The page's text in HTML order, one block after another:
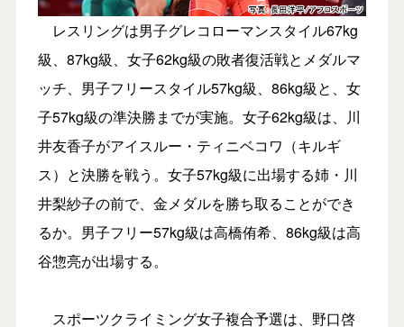
レスリングは男子グレコローマンスタイル67kg
級、87kg級、女子62kg級の敗者復活戦とメダルマ
ッチ、男子フリースタイル57kg級、86kg級と、女
子57kg級の準決勝までが実施。女子62kg級は、川
井友香子がアイスルー・ティニベコワ（キルギ
ス）と決勝を戦う。女子57kg級に出場する姉・川
井梨紗子の前で、金メダルを勝ち取ることができ
るか。男子フリー57kg級は高橋侑希、86kg級は高
谷惣亮が出場する。
スポーツクライミング女子複合予選は、野口啓